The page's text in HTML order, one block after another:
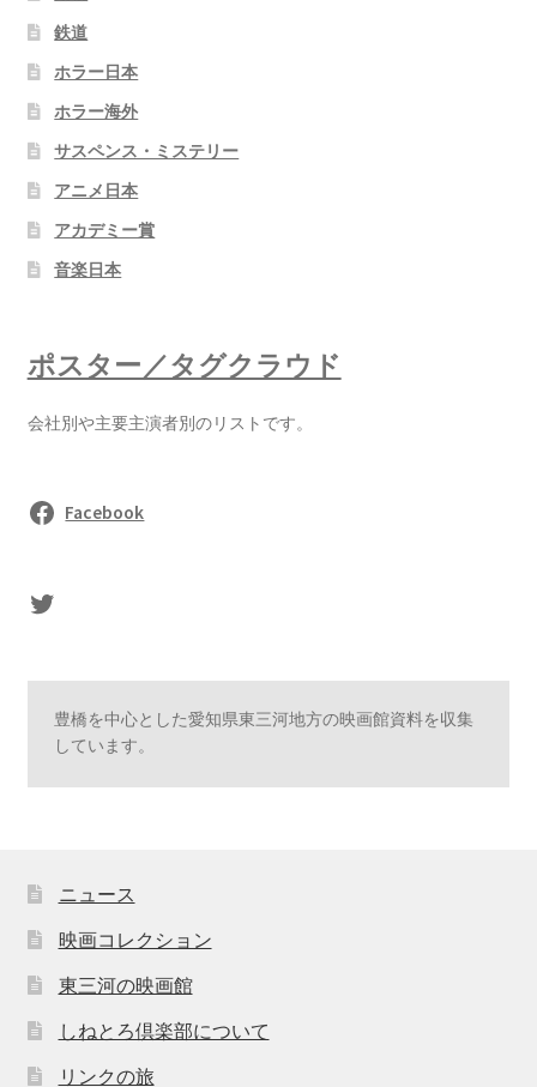
鉄道
ホラー日本
ホラー海外
サスペンス・ミステリー
アニメ日本
アカデミー賞
音楽日本
ポスター／タグクラウド
会社別や主要主演者別のリストです。
Facebook
sasaki's Twitter
豊橋を中心とした愛知県東三河地方の映画館資料を収集
しています。
ニュース
映画コレクション
東三河の映画館
しねとろ倶楽部について
リンクの旅